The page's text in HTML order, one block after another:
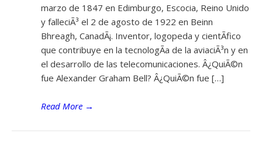
marzo de 1847 en Edimburgo, Escocia, Reino Unido
y falleciÃ³ el 2 de agosto de 1922 en Beinn
Bhreagh, CanadÃ¡. Inventor, logopeda y cientÃ­fico
que contribuye en la tecnologÃ­a de la aviaciÃ³n y en
el desarrollo de las telecomunicaciones. Â¿QuiÃ©n
fue Alexander Graham Bell? Â¿QuiÃ©n fue […]
Read More →